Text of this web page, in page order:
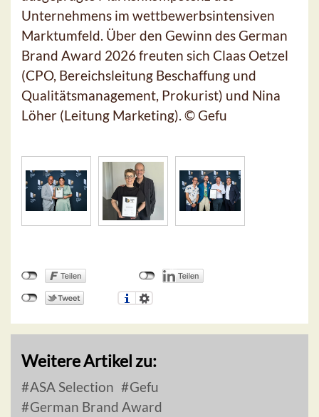
Unternehmens im wettbewerbsintensiven
Marktumfeld. Über den Gewinn des German
Brand Award 2026 freuten sich Claas Oetzel
(CPO, Bereichsleitung Beschaffung und
Qualitätsmanagement, Prokurist) und Nina
Löher (Leitung Marketing). © Gefu
Weitere Artikel zu:
ASA Selection
Gefu
German Brand Award